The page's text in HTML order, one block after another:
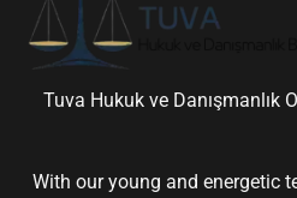
Tuva Hukuk ve Danışmanlık
With our young and energetic